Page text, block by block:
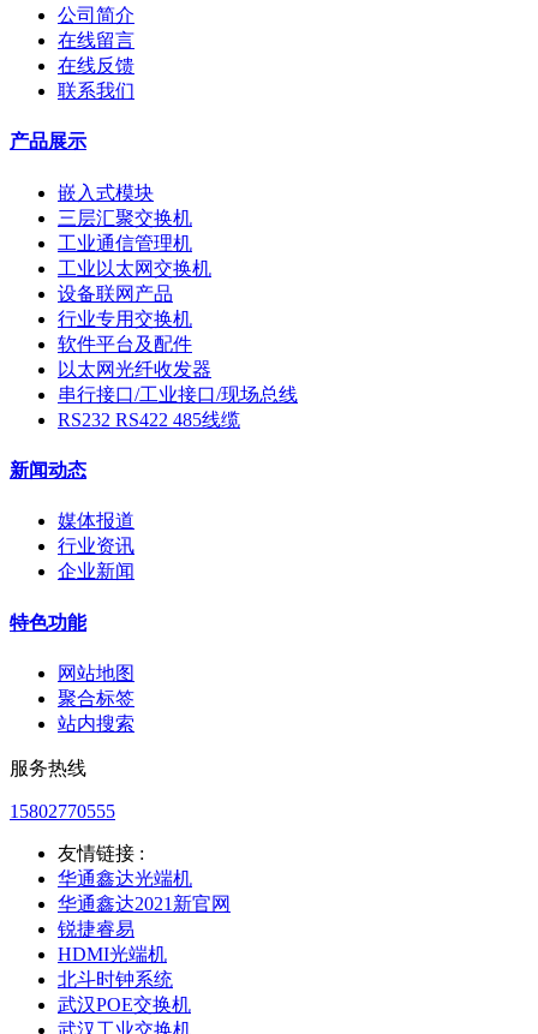
公司简介
在线留言
在线反馈
联系我们
产品展示
嵌入式模块
三层汇聚交换机
工业通信管理机
工业以太网交换机
设备联网产品
行业专用交换机
软件平台及配件
以太网光纤收发器
串行接口/工业接口/现场总线
RS232 RS422 485线缆
新闻动态
媒体报道
行业资讯
企业新闻
特色功能
网站地图
聚合标签
站内搜索
服务热线
15802770555
友情链接 :
华通鑫达光端机
华通鑫达2021新官网
锐捷睿易
HDMI光端机
北斗时钟系统
武汉POE交换机
武汉工业交换机